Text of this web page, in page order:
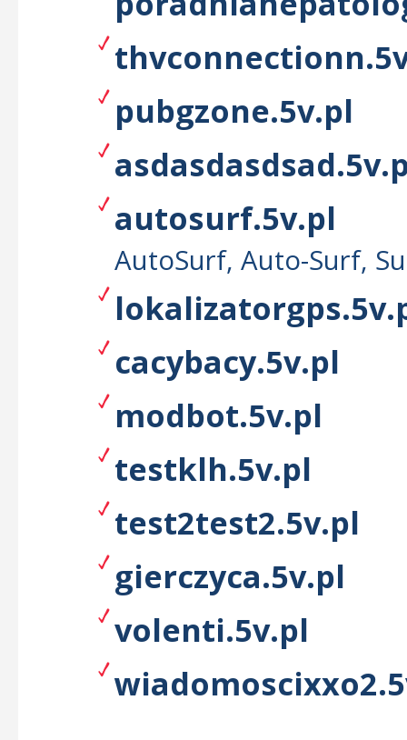
pubgzone.5v.pl
autosurf.5v.pl
AutoSurf, Auto-Surf,
cacybacy.5v.pl
modbot.5v.pl
testklh.5v.pl
test2test2.5v.pl
gierczyca.5v.pl
volenti.5v.pl